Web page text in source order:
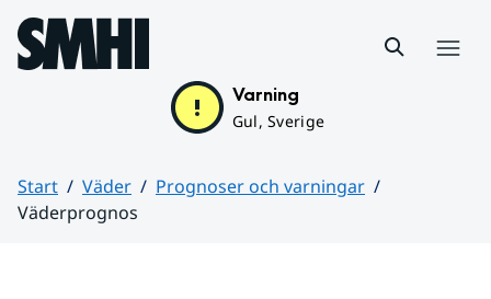
Hoppa till sidans innehåll
Varning
Gul, Sverige
Start Väder
Prognoser och varningar
Väderprognos